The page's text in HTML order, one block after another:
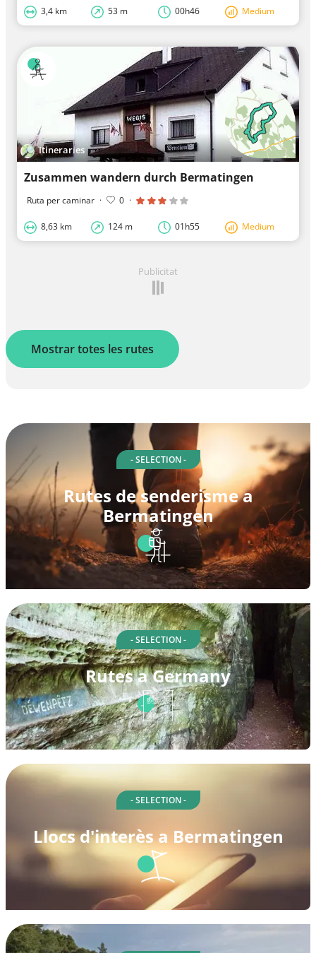
3,4 km 53 m 00h46 Medium
Itineraries
Zusammen wandern durch Bermatingen
Ruta per caminar · 0 ·
8,63 km 124 m 01h55 Medium
Publicitat
Mostrar totes les rutes
- SELECTION -
Rutes de senderisme a
Bermatingen
- SELECTION -
Rutes a Germany
- SELECTION -
Llocs d'interès a Bermatingen